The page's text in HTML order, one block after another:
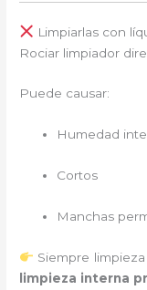
Limpiarlas con
Rociar limpiador
Puede causar:
Humedad
Cortos
Manchas
Siempre
limpieza interna